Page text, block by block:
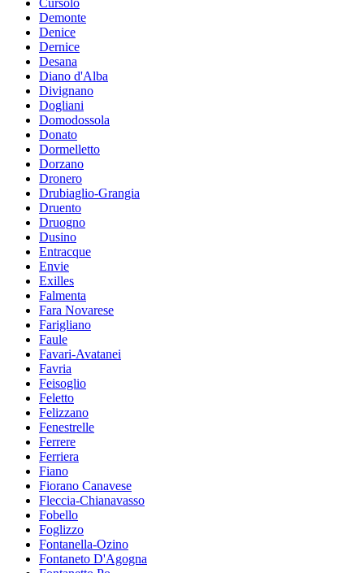
Demonte
Denice
Dernice
Desana
Diano d'Alba
Divignano
Dogliani
Domodossola
Donato
Dormelletto
Dorzano
Dronero
Drubiaglio-Grangia
Druento
Druogno
Dusino
Entracque
Envie
Exilles
Falmenta
Fara Novarese
Farigliano
Faule
Favari-Avatanei
Favria
Feisoglio
Feletto
Felizzano
Fenestrelle
Ferrere
Ferriera
Fiano
Fiorano Canavese
Fleccia-Chianavasso
Fobello
Foglizzo
Fontanella-Ozino
Fontaneto D'Agogna